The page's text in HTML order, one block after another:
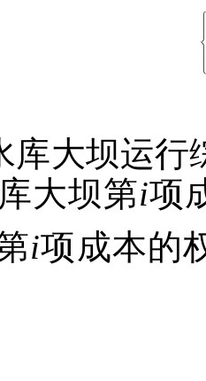
库大坝运行
大坝第i项
i项成本的